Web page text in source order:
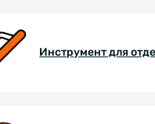
Инструмент для